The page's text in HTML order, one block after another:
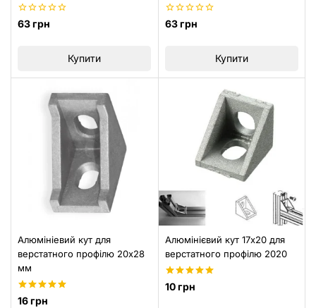
0
з
63грн
Купити
0
з
63грн
Купити
Алюмініевий кут для
верстатного профілю 20х28
мм
5.00
16грн
Алюмінієвий кут 17х20 для
верстатного профілю 2020
5.00
10грн